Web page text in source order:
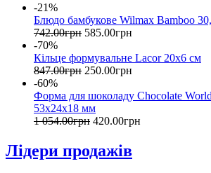
-21%
Блюдо бамбукове Wilmax Bamboo
742.00грн 585.00грн
-70%
Кільце формувальне Lacor 20х6 см
847.00грн 250.00грн
-60%
Форма для шоколаду Chocolate
53х24х18 мм
1 054.00грн 420.00грн
Лідери продажів